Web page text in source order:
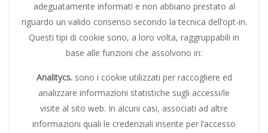
adeguatamente informati e non abbiano prestato al
riguardo un valido consenso secondo la tecnica dell’opt-in.
Questi tipi di cookie sono, a loro volta, raggruppabili in
base alle funzioni che assolvono in:
Analitycs.sono i cookie utilizzati per raccogliere ed
analizzare informazioni statistiche sugli accessi/le
visite al sito web. In alcuni casi, associati ad altre
informazioni quali le credenziali inserite per l’accesso